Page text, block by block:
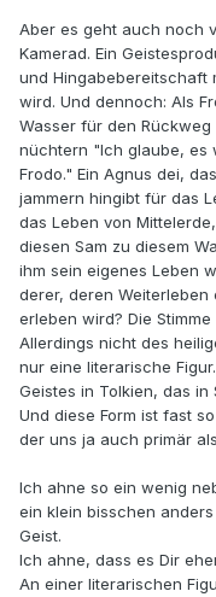
Aber es geht auch noch
Kamerad. Ein
und Hingabebereitschaft
wird. Und dennoch: Als
Wasser für den
nüchtern "Ich glaube, es
Frodo." Ein Agnus dei,
jammern hingibt für das
das Leben von
diesen Sam zu diesem
ihm sein eigenes Leben
derer, deren
erleben wird? Die
Allerdings nicht des
nur eine literarische
Geistes in Tolkien, das in
Und diese Form ist fast
der uns ja auch primär
Ich ahne so ein wenig
ein klein bisschen
Geist.
Ich ahne, dass es Dir
An einer literarischen